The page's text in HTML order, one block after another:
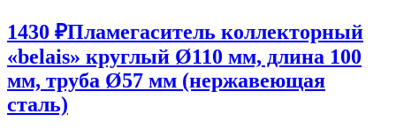
1430 ₽Пламегаситель коллекторный
«belais» круглый Ø110 мм, длина 100
мм, труба Ø57 мм (нержавеющая
сталь)